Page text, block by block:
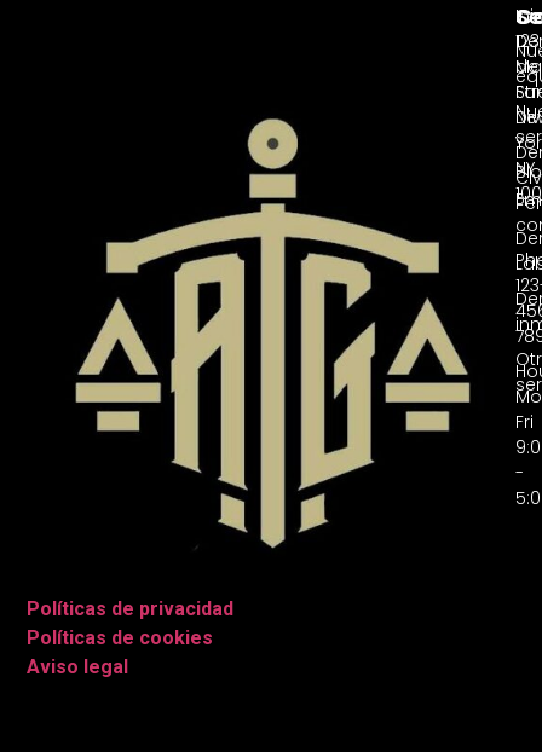
Políticas de privacidad
Políticas de cookies
Aviso legal
de
123
NY
Fri
-